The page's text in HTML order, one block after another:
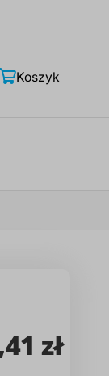
Koszyk
zł